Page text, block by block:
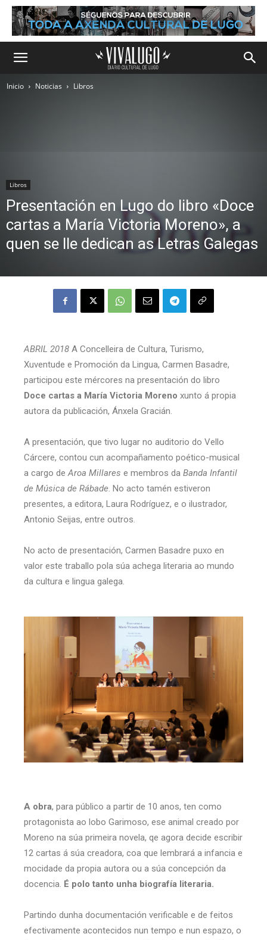
Inicio Noticias Libros
Libros
Presentación en Lugo do libro «Doce
cartas a María Victoria Moreno», a
quen se lle dedican as Letras Galegas
ABRIL 2018 A Concelleira de Cultura, Turismo,
Xuventude e Promoción da Lingua, Carmen Basadre,
participou este mércores na presentación do libro
Doce cartas a María Victoria Moreno xunto á propia
autora da publicación, Ánxela Gracián.
A presentación, que tivo lugar no auditorio do Vello
Cárcere, contou cun acompañamento poético-musical
a cargo deAroa Millares e membros da Banda Infantil
de Música de Rábade. No acto tamén estiveron
presentes, a editora, Laura Rodríguez, e o ilustrador,
Antonio Seijas, entre outros.
No acto de presentación, Carmen Basadre puxo en
valor este traballo pola súa achega literaria ao mundo
da cultura e lingua galega.
A obra, para público a partir de 10 anos, ten como
protagonista ao lobo Garimoso, ese animal creado por
Moreno na súa primeira novela, qe agora decide escribir
12 cartas á súa creadora, coa que lembrará a infancia e
mocidade da propia autora ou a súa concepción da
docencia. É polo tanto unha biografía literaria.
Partindo dunha documentación verificable e de feitos
efectivamente acontecidos nun tempo e nun espazo, o